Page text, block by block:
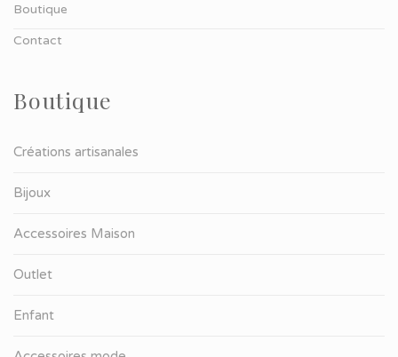
Boutique
Contact
Boutique
Créations artisanales
Bijoux
Accessoires Maison
Outlet
Enfant